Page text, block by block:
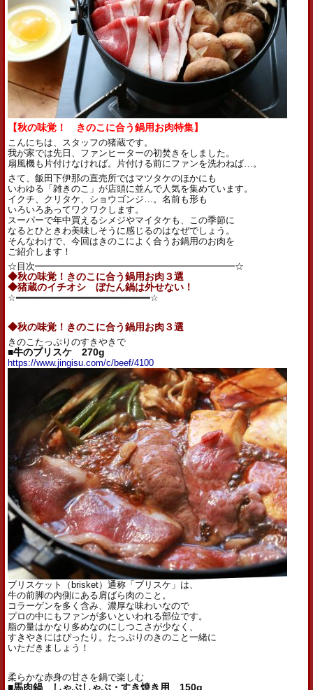
【秋の味覚！ きのこに合う鍋用お肉特集】
こんにちは、スタッフの猪蔵です。
我が家では先日、ファンヒーターの初焚きをしました。
扇風機も片付けなければ。片付ける前にファンを洗わねば…。
さて、飯田下伊那の直売所ではマツタケのほかにも
いわゆる「雑きのこ」が店頭に並んで人気を集めています。
イクチ、クリタケ、ショウゴンジ…。名前も形も
いろいろあってワクワクします。
スーパーで年中買えるシメジやマイタケも、この季節に
なるとひときわ美味しそうに感じるのはなぜでしょう。
そんなわけで、今回はきのこによく合うお鍋用のお肉を
ご紹介します！
☆目次━━━━━━━━━━━━━━━━━━━━━━☆
◆秋の味覚！きのこに合う鍋用お肉３選
◆猪蔵のイチオシ ぼたん鍋は外せない！
☆━━━━━━━━━━━━━━━━━━━━━━━━☆
◆秋の味覚！きのこに合う鍋用お肉３選
きのこたっぷりのすきやきで
■牛のブリスケ 270g
https://www.jingisu.com/c/beef/4100
ブリスケット（brisket）通称「ブリスケ」は、
牛の前脚の内側にある肩ばら肉のこと。
コラーゲンを多く含み、濃厚な味わいなので
プロの中にもファンが多いといわれる部位です。
脂の量はかなり多めなのにしつこさが少なく、
すきやきにはぴったり。たっぷりのきのこと一緒に
いただきましょう！
柔らかな赤身の甘さを鍋で楽しむ
■馬肉鍋 しゃぶしゃぶ・すき焼き用 150g